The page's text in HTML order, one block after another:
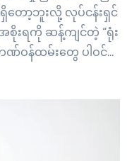
တော့ဘူးလို့ လုပ်ငန်းရှင်
စိုးရကို ဆန့်ကျင်တဲ့ “ရုံး
ဝန်ထမ်းတွေ ပါဝင်ခဲ့
လုပ်နေဘူးလို့…